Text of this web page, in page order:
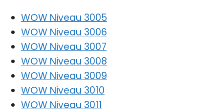
WOW Niveau 3005
WOW Niveau 3006
WOW Niveau 3007
WOW Niveau 3008
WOW Niveau 3009
WOW Niveau 3010
WOW Niveau 3011